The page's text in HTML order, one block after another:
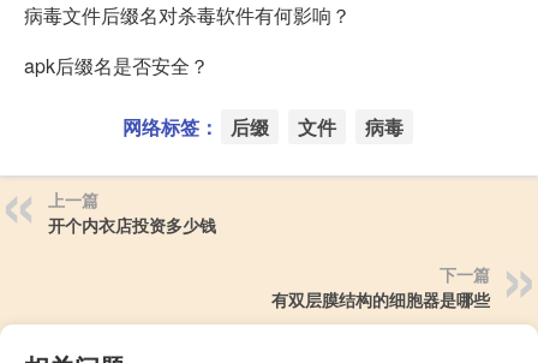
病毒文件后缀名对杀毒软件有何影响？
apk后缀名是否安全？
网络标签： 后缀 文件 病毒
上一篇
开个内衣店投资多少钱
下一篇
有双层膜结构的细胞器是哪些